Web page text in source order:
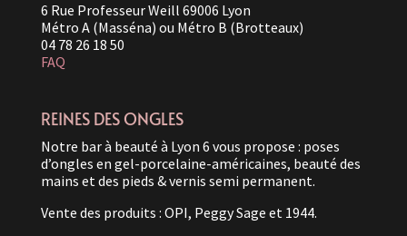
6 Rue Professeur Weill 69006 Lyon
Métro A (Masséna) ou Métro B (Brotteaux)
04 78 26 18 50
FAQ
REINES DES ONGLES
Notre bar à beauté à Lyon 6 vous propose : poses
d’ongles en gel-porcelaine-américaines, beauté des
mains et des pieds & vernis semi permanent.
Vente des produits : OPI, Peggy Sage et 1944.